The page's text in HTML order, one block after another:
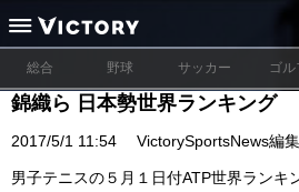
総合 野球 サッカー ゴル
錦織ら 日本勢世界ランキング
2017/5/1 11:54 VictorySportsNews編
男子テニスの５月１日付ATP世界ランキ